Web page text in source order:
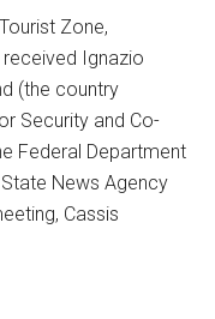
Zone,
Ignazio
(the country
Security and Co-
Federal Department
News Agency
Cassis